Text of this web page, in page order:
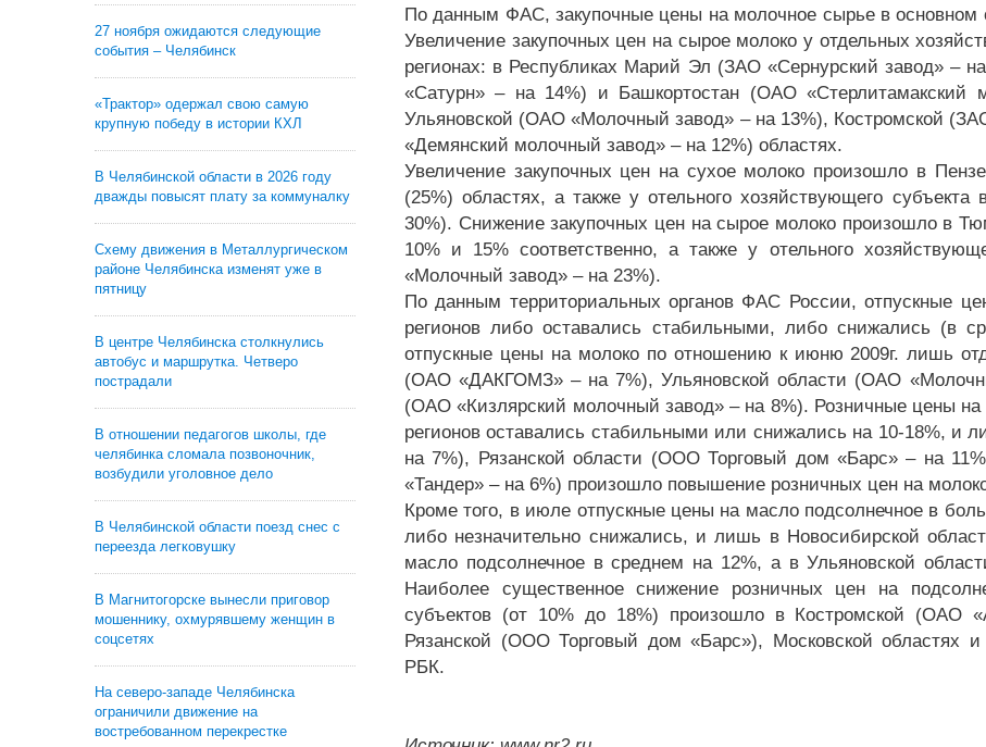
27 ноября ожидаются следующие
события – Челябинск
«Трактор» одержал свою самую
крупную победу в истории КХЛ
В Челябинской области в 2026 году
дважды повысят плату за коммуналку
Схему движения в Металлургическом
районе Челябинска изменят уже в
пятницу
В центре Челябинска столкнулись
автобус и маршрутка. Четверо
пострадали
В отношении педагогов школы, где
челябинка сломала позвоночник,
возбудили уголовное дело
В Челябинской области поезд снес с
переезда легковушку
В Магнитогорске вынесли приговор
мошеннику, охмурявшему женщин в
соцсетях
На северо-западе Челябинска
ограничили движение на
востребованном перекрестке
По данным ФАС, закупочные цены на молочное сырье в основном
Увеличение закупочных цен на сырое молоко у отдельных
регионах: в Республиках Марий Эл (ЗАО «Сернурский завод» –
«Сатурн» – на 14%) и Башкортостан (ОАО
Ульяновской (ОАО «Молочный завод» – на 13%), Костромской
«Демянский молочный завод» – на 12%) областях.
Увеличение закупочных цен на сухое молоко произошло в
(25%) областях, а также у отельного хозяйствующего
30%). Снижение закупочных цен на сырое молоко произошло в
10% и 15% соответственно, а также у отельного
«Молочный завод» – на 23%).
По данным территориальных органов ФАС России, отпускные
регионов либо оставались стабильными, либо снижались (в
отпускные цены на молоко по отношению к июню 2009г. лишь
(ОАО «ДАКГОМЗ» – на 7%), Ульяновской области (ОАО
(ОАО «Кизлярский молочный завод» – на 8%). Розничные цены
регионов оставались стабильными или снижались на 10-18%,
на 7%), Рязанской области (ООО Торговый дом «Барс» – на
«Тандер» – на 6%) произошло повышение розничных цен на
Кроме того, в июле отпускные цены на масло подсолнечное в
либо незначительно снижались, и лишь в Новосибирской
масло подсолнечное в среднем на 12%, а в Ульяновской
Наиболее существенное снижение розничных цен на
субъектов (от 10% до 18%) произошло в Костромской (ОАО
Рязанской (ООО Торговый дом «Барс»), Московской областях
РБК.